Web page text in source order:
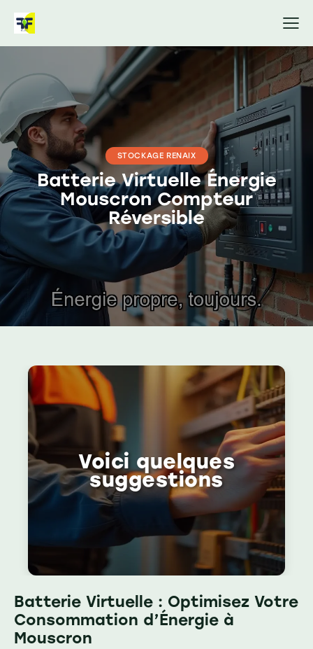
STOCKAGE RENAIX
Batterie Virtuelle Énergie
Mouscron Compteur
Réversible
Voici quelques
suggestions
Batterie Virtuelle : Optimisez Votre
Consommation d’Énergie à
Mouscron